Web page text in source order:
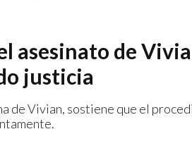
asesinato de
justicia
de Vivian, sostiene que el